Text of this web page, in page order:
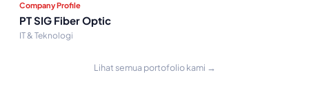
Company Profile
PT SIG Fiber Optic
IT & Teknologi
Lihat semua portofolio kami →